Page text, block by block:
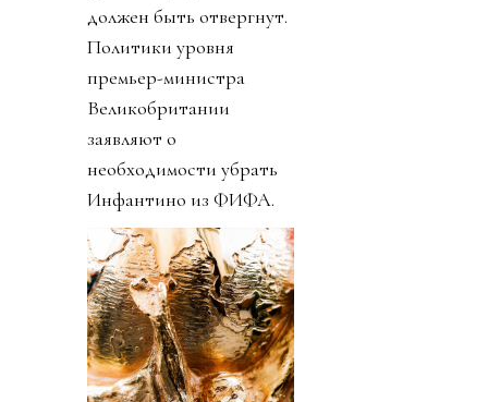
должен быть отвергнут.
Политики уровня
премьер-министра
Великобритании
заявляют о
необходимости убрать
Инфантино из ФИФА.